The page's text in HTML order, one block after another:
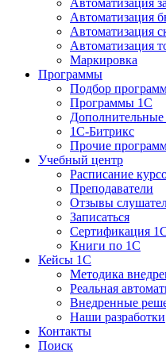
Автоматизация
Автоматизация
Автоматизация
Автоматизация
Маркировка
Программы
Подбор
Программы 1С
1С-Битрикс
Прочие
Учебный центр
Расписание
Преподаватели
Отзывы
Записаться
Сертификация
Книги по 1С
Кейсы 1С
Методика
Реальная
Внедренные
Наши разработки
Контакты
Поиск